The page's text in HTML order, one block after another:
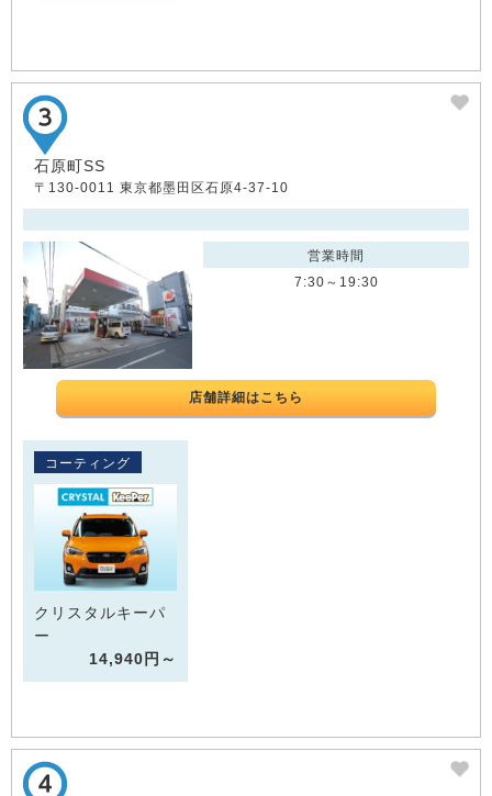
石原町SS
〒130-0011 東京都墨田区石原4-37-10
営業時間
7:30～19:30
店舗詳細はこちら
コーティング
クリスタルキーパ
ー
14,940円～